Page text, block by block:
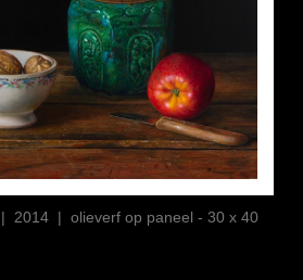
| 2014 | olieverf op paneel - 30 x 40